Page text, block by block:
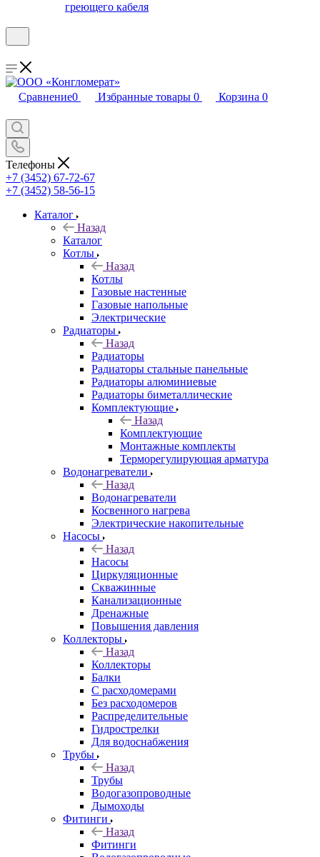
греющего кабеля
Сравнение0 Избранные товары 0 Корзина 0
Телефоны
+7 (3452) 67-72-67
+7 (3452) 58-56-15
Каталог
Назад
Каталог
Котлы
Назад
Котлы
Газовые настенные
Газовые напольные
Электрические
Радиаторы
Назад
Радиаторы
Радиаторы стальные панельные
Радиаторы алюминиевые
Радиаторы биметаллические
Комплектующие
Назад
Комплектующие
Монтажные комплекты
Терморегулирующая арматура
Водонагреватели
Назад
Водонагреватели
Косвенного нагрева
Электрические накопительные
Насосы
Назад
Насосы
Циркуляционные
Скважинные
Канализационные
Дренажные
Повышения давления
Коллекторы
Назад
Коллекторы
Балки
С расходомерами
Без расходомеров
Распределительные
Гидрострелки
Для водоснабжения
Трубы
Назад
Трубы
Водогазопроводные
Дымоходы
Фитинги
Назад
Фитинги